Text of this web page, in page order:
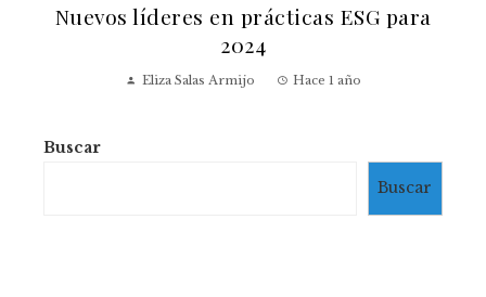
Nuevos líderes en prácticas ESG para
2024
Eliza Salas Armijo Hace 1 año
Buscar
Buscar